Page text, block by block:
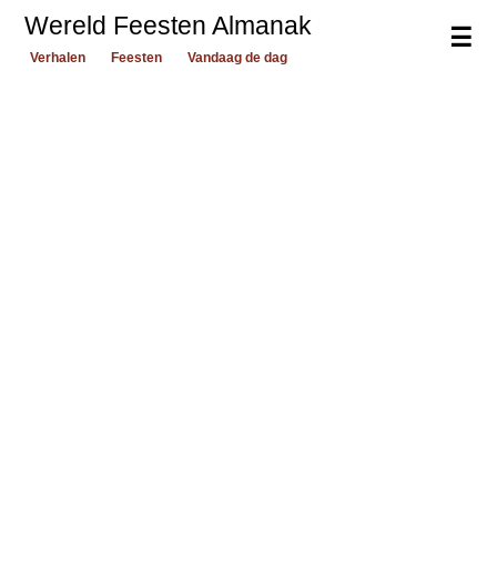
☰
Wereld Feesten Almanak
Verhalen Feesten Vandaag de dag